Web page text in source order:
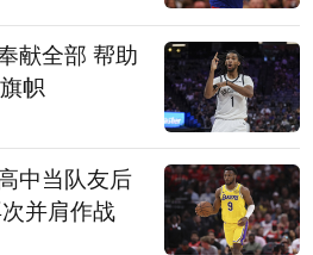
献全部 帮助
帜
中当队友后
并肩作战